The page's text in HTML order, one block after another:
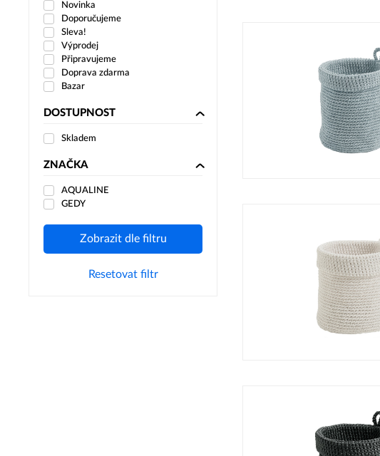
Novinka
Doporučujeme
Sleva!
Výprodej
Připravujeme
Doprava zdarma
Bazar
DOSTUPNOST
Skladem
ZNAČKA
AQUALINE
GEDY
Zobrazit dle filtru
Resetovat filtr